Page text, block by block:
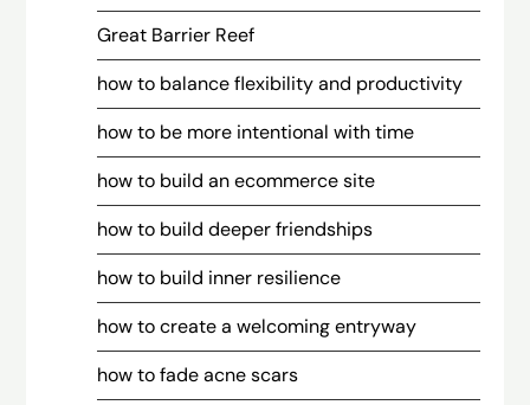
Great Barrier Reef
how to balance flexibility and productivity
how to be more intentional with time
how to build an ecommerce site
how to build deeper friendships
how to build inner resilience
how to create a welcoming entryway
how to fade acne scars